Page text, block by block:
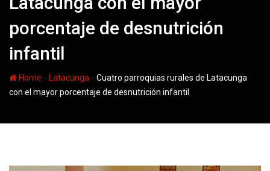
porcentaje de desnutrición
infantil
Home - Latacunga -Cuatro parroquias rurales de Latacunga
con el mayor porcentaje de desnutrición infantil